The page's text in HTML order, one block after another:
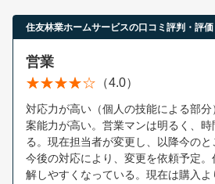
住友林業ホームサービスの口コミ評判・評価
営業
（4.0）
対応力が高い（個人の技能による部
案能力が高い。営業マンは明るく、
る。現在担当者が変更し、以降今のと
今後の対応により、変更を依頼予定
解しやすくなっている。現在は購入